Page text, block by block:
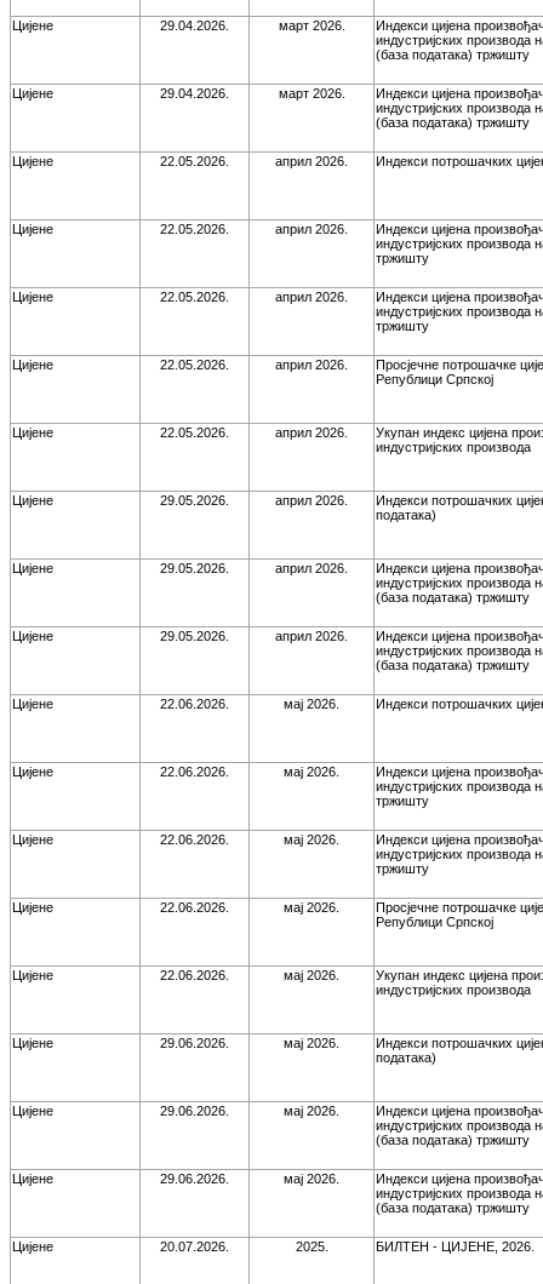
Цијене 29.04.2026. март 2026.
Индекси цијена
индустријских производа
(база података) тржишту
Цијене 29.04.2026. март 2026.
Индекси цијена
индустријских производа
(база података) тржишту
Цијене 22.05.2026. април 2026. Индекси потрошачких
Цијене 22.05.2026. април 2026.
Индекси цијена
индустријских производа
тржишту
Цијене 22.05.2026. април 2026.
Индекси цијена
индустријских производа
тржишту
Цијене 22.05.2026. април 2026.
Просјечне потрошачке
Републици Српској
Цијене 22.05.2026. април 2026.
Укупан индекс цијена
индустријских производа
Цијене 29.05.2026. април 2026.
Индекси потрошачких
података)
Цијене 29.05.2026. април 2026.
Индекси цијена
индустријских производа
(база података) тржишту
Цијене 29.05.2026. април 2026.
Индекси цијена
индустријских производа
(база података) тржишту
Цијене 22.06.2026. мај 2026. Индекси потрошачких
Цијене 22.06.2026. мај 2026.
Индекси цијена
индустријских производа
тржишту
Цијене 22.06.2026. мај 2026.
Индекси цијена
индустријских производа
тржишту
Цијене 22.06.2026. мај 2026.
Просјечне потрошачке
Републици Српској
Цијене 22.06.2026. мај 2026.
Укупан индекс цијена
индустријских производа
Цијене 29.06.2026. мај 2026.
Индекси потрошачких
података)
Цијене 29.06.2026. мај 2026.
Индекси цијена
индустријских производа
(база података) тржишту
Цијене 29.06.2026. мај 2026.
Индекси цијена
индустријских производа
(база података) тржишту
Цијене 20.07.2026. 2025. БИЛТЕН - ЦИЈЕНЕ, 2026.